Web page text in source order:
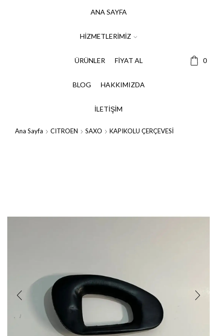
ANA SAYFA
HIZMETLERIMIZ
ÜRÜNLER FIYAT AL
BLOG HAKKIMIZDA
İLETIŞIM
0
Ana Sayfa CITROEN SAXO KAPIKOLU ÇERÇEVESİ